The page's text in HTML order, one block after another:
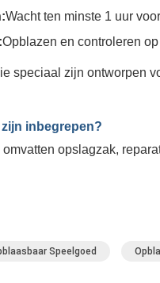
Wacht ten minste 1 uur
Opblazen en controleren
speciaal zijn ontworpen
inbegrepen?
opslagzak,
Speelgoed